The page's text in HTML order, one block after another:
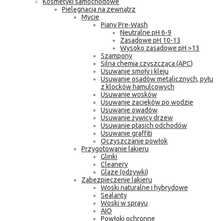
Pielęgnacja na zewnątrz
Mycie
Piany Pre-Wash
Neutralne pH 6-9
Zasadowe pH 10-13
Wysoko zasadowe pH >13
Szampony
Silna chemia czyszcząca (APC)
Usuwanie smoły i kleju
Usuwanie osadów metalicznych, pyłu
z klocków hamulcowych
Usuwanie wosków
Usuwanie zacieków po wodzie
Usuwanie owadów
Usuwanie żywicy drzew
Usuwanie ptasich odchodów
Usuwanie graffiti
Oczyszczanie powłok
Przygotowanie lakieru
Glinki
Cleanery
Glaze (odżywki)
Zabezpieczenie lakieru
Woski naturalne i hybrydowe
Sealanty
Woski w sprayu
AIO
Powłoki ochronne